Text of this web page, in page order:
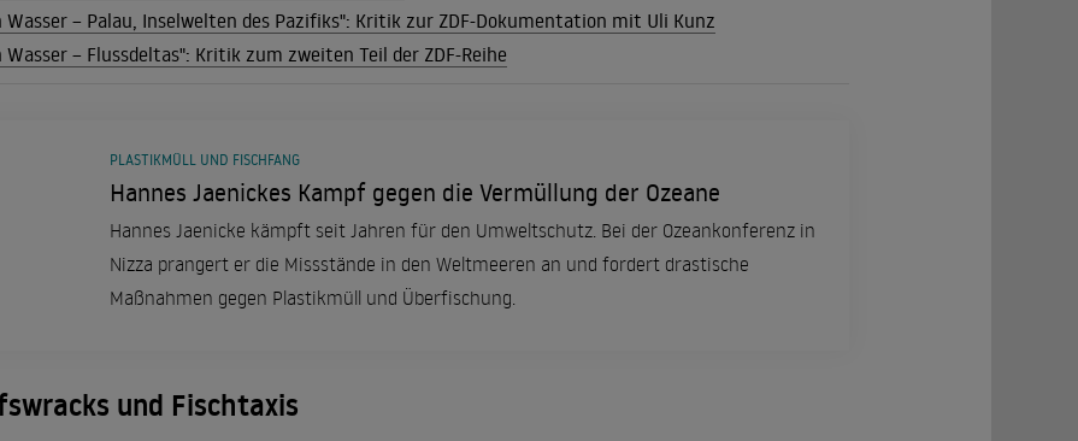
Wasser – Palau, Inselwelten des Pazifiks": Kritik zur ZDF-Dokumentation mit Uli Kunz
Wasser – Flussdeltas": Kritik zum zweiten Teil der ZDF-Reihe
Hannes Jaenickes Kampf gegen die Vermüllung der Ozeane
Hannes Jaenicke kämpft seit Jahren für den Umweltschutz. Bei der Ozeankonferenz in
Nizza prangert er die Missstände in den Weltmeeren an und fordert drastische
Maßnahmen gegen Plastikmüll und Überfischung.
PLASTIKMÜLL UND FISCHFANG
und Fischtaxis